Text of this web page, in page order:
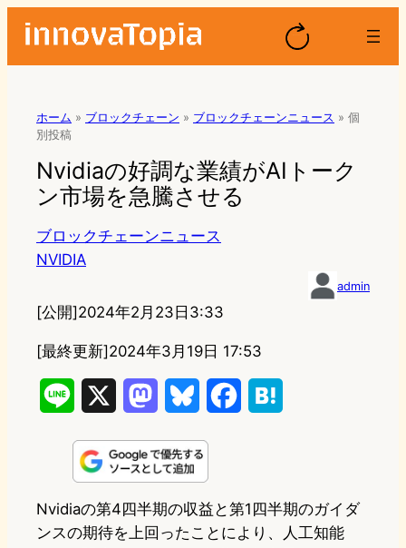
ホーム » ブロックチェーン » ブロックチェーンニュース » 個
別投稿
Nvidiaの好調な業績がAIトーク
ン市場を急騰させる
ブロックチェーンニュース
NVIDIA
admin
[公開]2024年2月23日3:33
[最終更新]2024年3月19日 17:53
n
s
t
o
u
e
s
e
b
e
n
Nvidiaの第4四半期の収益と第1四半期のガイダ
ンスの期待を上回ったことにより、人工知能